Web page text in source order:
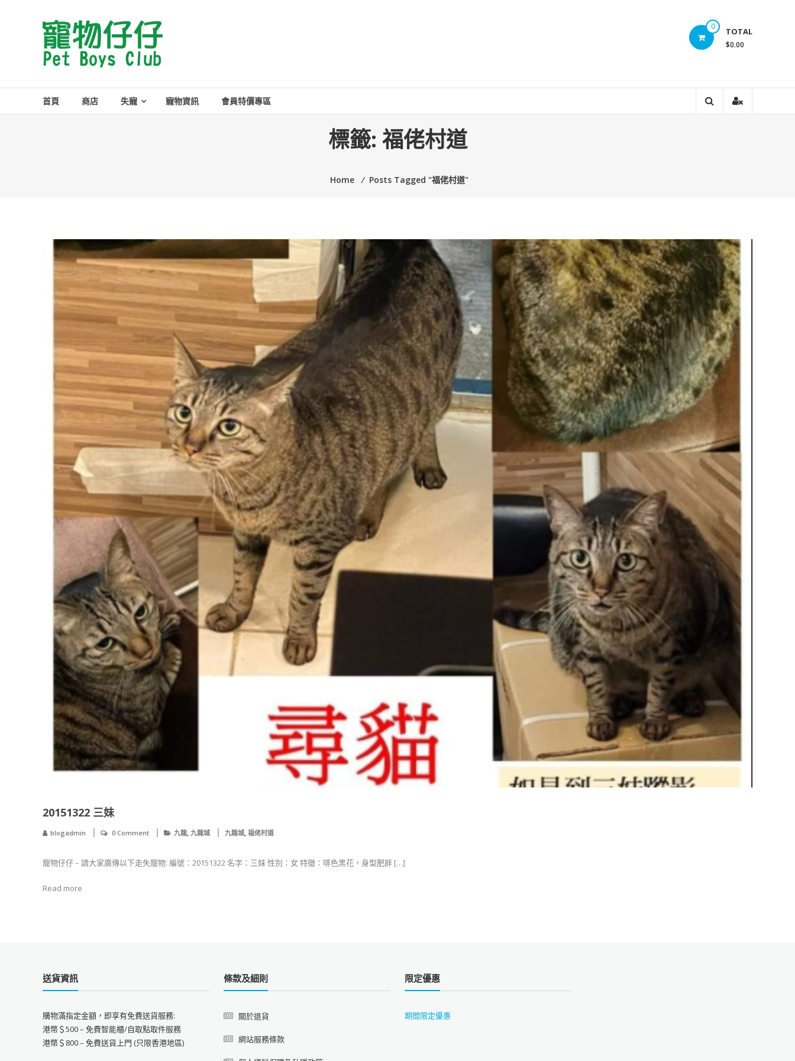
Pet
Boys
Club
0 TOTAL
$0.00
首頁 商店 失寵 寵物資訊 會員特價專區
標籤: 福佬村道
Home ⁄ Posts Tagged "福佬村道"
20151322 三妹
blogadmin 0 Comment 九龍, 九龍城 九龍城, 福佬村道
寵物仔仔 – 請大家廣傳以下走失寵物: 編號：20151322 名字：三妹 性別：女 特徵：啡色黑花，身型肥胖 […]
Read more
送貨資訊
購物滿指定金額，即享有免費送貨服務:
港幣＄500 – 免費智能櫃/自取點取件服務
港幣＄800 – 免費送貨上門 (只限香港地區)
條款及細則
關於退貨
網站服務條款
限定優惠
期間限定優惠